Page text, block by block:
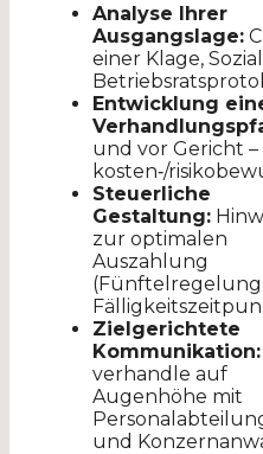
Analyse Ihrer
Ausgangslage:
einer Klage,
Entwicklung
und vor Gericht
kosten‑/
Steuerliche
Gestaltung:
zur optimalen
Auszahlung
Zielgerichtete
Kommunikation:
verhandle auf
Augenhöhe mit
und